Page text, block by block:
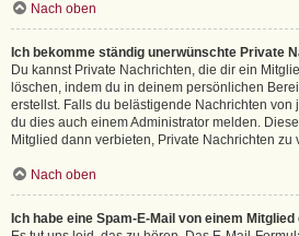
Nach oben
Ich bekomme ständig unerwünschte Private
Du kannst Private Nachrichten, die dir ein
löschen, indem du in deinem persönlichen
erstellst. Falls du belästigende Nachrichten von
du dies auch einem Administrator melden.
Mitglied dann verbieten, Private Nachrichten zu
Nach oben
Ich habe eine Spam-E-Mail von einem